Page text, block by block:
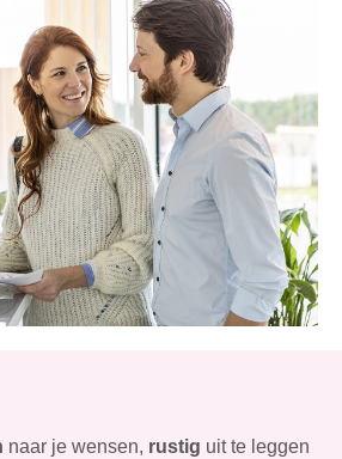
naar je wensen, rustig uit te leggen